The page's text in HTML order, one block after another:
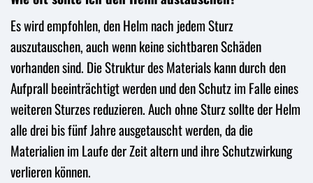
Es wird empfohlen, den Helm nach jedem Sturz
auszutauschen, auch wenn keine sichtbaren Schäden
vorhanden sind. Die Struktur des Materials kann durch den
Aufprall beeinträchtigt werden und den Schutz im Falle eines
weiteren Sturzes reduzieren. Auch ohne Sturz sollte der Helm
alle drei bis fünf Jahre ausgetauscht werden, da die
Materialien im Laufe der Zeit altern und ihre Schutzwirkung
verlieren können.